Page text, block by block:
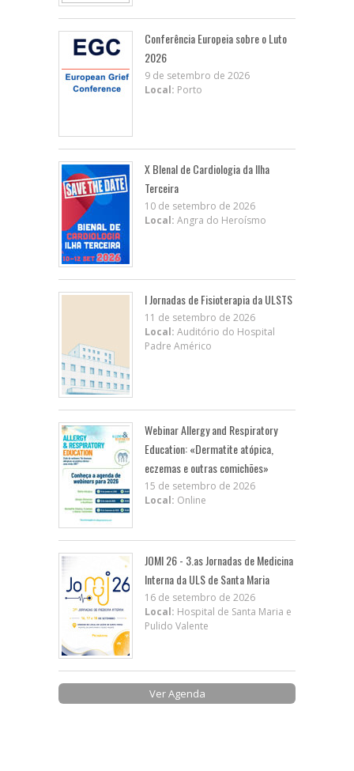
Conferência Europeia sobre o Luto
2026
9 de setembro de 2026
Local: Porto
X BIenal de Cardiologia da Ilha
Terceira
10 de setembro de 2026
Local: Angra do Heroísmo
I Jornadas de Fisioterapia da ULSTS
11 de setembro de 2026
Local: Auditório do Hospital
Padre Américo
Webinar Allergy and Respiratory
Education: «Dermatite atópica,
eczemas e outras comichões»
15 de setembro de 2026
Local: Online
JOMI 26 - 3.as Jornadas de Medicina
Interna da ULS de Santa Maria
16 de setembro de 2026
Local: Hospital de Santa Maria e
Pulido Valente
Ver Agenda